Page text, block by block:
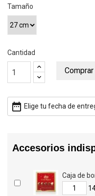
Tamaño
Cantidad
Comprar
date_range Elige tu fecha de
Accesorios
Caja de